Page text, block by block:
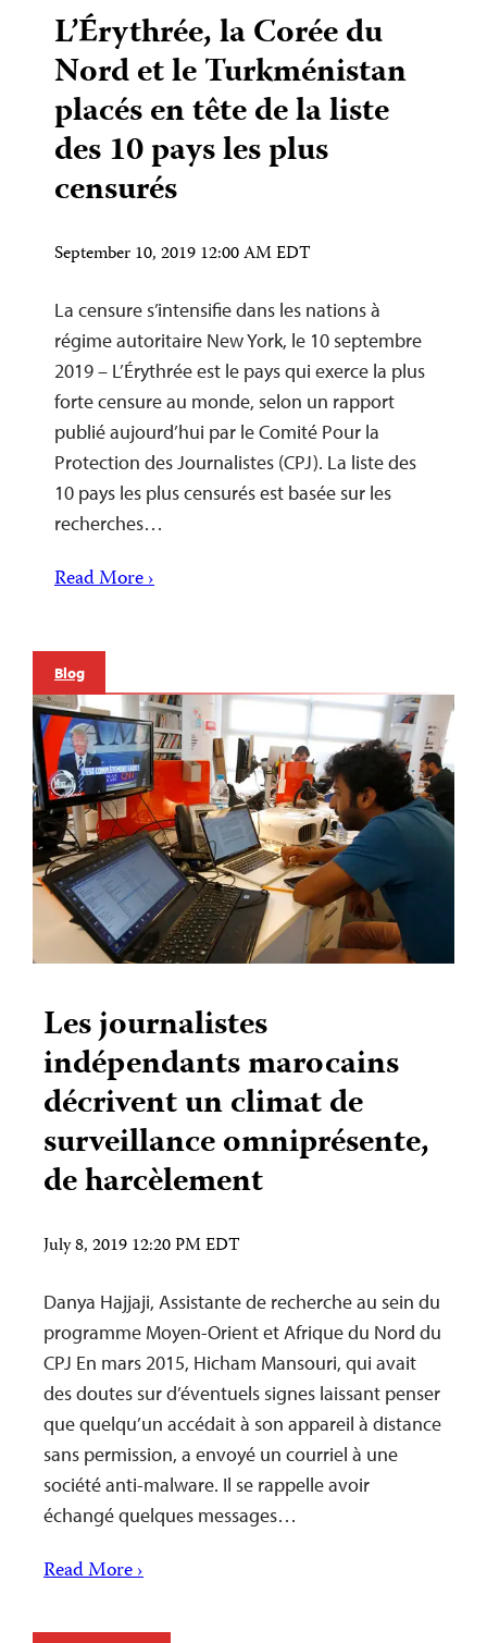
L’Érythrée, la Corée du
Nord et le Turkménistan
placés en tête de la liste
des 10 pays les plus
censurés
September 10, 2019 12:00 AM EDT
La censure s’intensifie dans les nations à
régime autoritaire New York, le 10 septembre
2019 – L’Érythrée est le pays qui exerce la plus
forte censure au monde, selon un rapport
publié aujourd’hui par le Comité Pour la
Protection des Journalistes (CPJ). La liste des
10 pays les plus censurés est basée sur les
recherches…
Read More ›
Blog
Les journalistes
indépendants marocains
décrivent un climat de
surveillance omniprésente,
de harcèlement
July 8, 2019 12:20 PM EDT
Danya Hajjaji, Assistante de recherche au sein du
programme Moyen-Orient et Afrique du Nord du
CPJ En mars 2015, Hicham Mansouri, qui avait
des doutes sur d’éventuels signes laissant penser
que quelqu’un accédait à son appareil à distance
sans permission, a envoyé un courriel à une
société anti-malware. Il se rappelle avoir
échangé quelques messages…
Read More ›